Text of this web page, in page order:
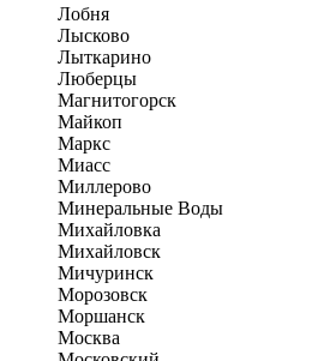
Лобня
Лысково
Лыткарино
Люберцы
Магнитогорск
Майкоп
Маркс
Миасс
Миллерово
Минеральные Воды
Михайловка
Михайловск
Мичуринск
Морозовск
Моршанск
Москва